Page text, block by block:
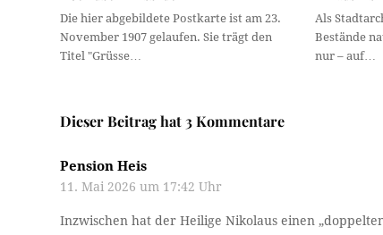
Die hier abgebildete Postkarte ist am 23.
November 1907 gelaufen. Sie trägt den
Titel "Grüsse…
Als
Bestände
nur – auf…
Dieser Beitrag hat 3 Kommentare
Pension Heis
11. Mai 2026 um 17:42 Uhr
Inzwischen hat der Heilige Nikolaus einen